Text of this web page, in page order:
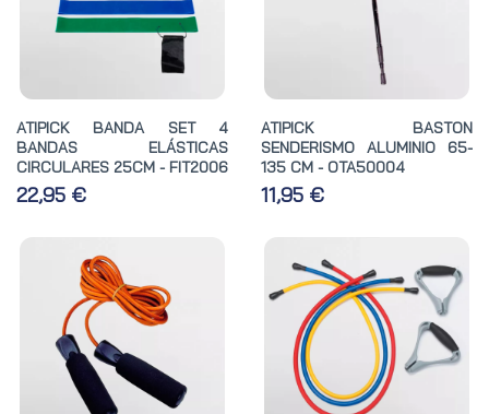
ATIPICK BANDA SET 4
BANDAS ELÁSTICAS
CIRCULARES 25CM - FIT2006
22,95 €
ATIPICK BASTON
SENDERISMO ALUMINIO 65-
135 CM - OTA50004
11,95 €